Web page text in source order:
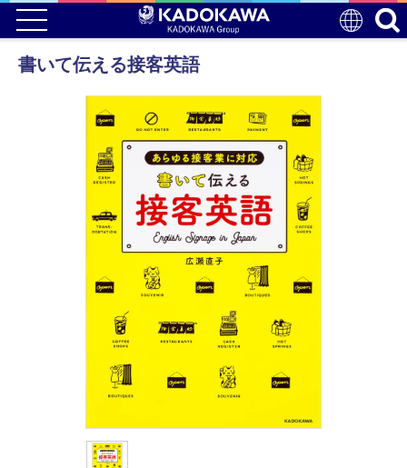
書いて伝える接客英語